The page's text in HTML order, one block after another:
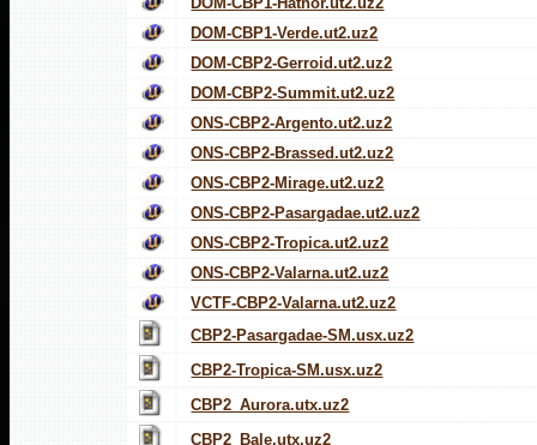
DOM-CBP1-Verde.ut2.uz2
DOM-CBP2-Gerroid.ut2.uz2
DOM-CBP2-Summit.ut2.uz2
ONS-CBP2-Argento.ut2.uz2
ONS-CBP2-Brassed.ut2.uz2
ONS-CBP2-Mirage.ut2.uz2
ONS-CBP2-Pasargadae.ut2.uz2
ONS-CBP2-Tropica.ut2.uz2
ONS-CBP2-Valarna.ut2.uz2
VCTF-CBP2-Valarna.ut2.uz2
CBP2-Pasargadae-SM.usx.uz2
CBP2-Tropica-SM.usx.uz2
CBP2_Aurora.utx.uz2
CBP2_Bale.utx.uz2